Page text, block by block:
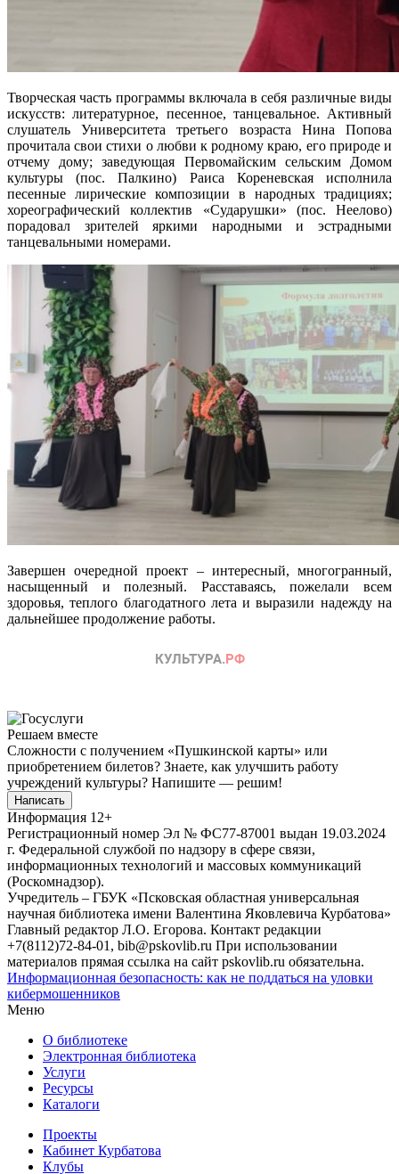
Творческая часть программы включала в себя различные виды
искусств: литературное, песенное, танцевальное. Активный
слушатель Университета третьего возраста Нина Попова
прочитала свои стихи о любви к родному краю, его природе и
отчему дому; заведующая Первомайским сельским Домом
культуры (пос. Палкино) Раиса Кореневская исполнила
песенные лирические композиции в народных традициях;
хореографический коллектив «Сударушки» (пос. Неелово)
порадовал зрителей яркими народными и эстрадными
танцевальными номерами.
Завершен очередной проект – интересный, многогранный,
насыщенный и полезный. Расставаясь, пожелали всем
здоровья, теплого благодатного лета и выразили надежду на
дальнейшее продолжение работы.
Решаем вместе
Сложности с получением «Пушкинской карты» или
приобретением билетов? Знаете, как улучшить работу
учреждений культуры? Напишите — решим!
Написать
Информация 12+
Регистрационный номер Эл № ФС77-87001 выдан 19.03.2024
г. Федеральной службой по надзору в сфере связи,
информационных технологий и массовых коммуникаций
(Роскомнадзор).
Учредитель – ГБУК «Псковская областная универсальная
научная библиотека имени Валентина Яковлевича Курбатова»
Главный редактор Л.О. Егорова. Контакт редакции
+7(8112)72-84-01, bib@pskovlib.ru При использовании
материалов прямая ссылка на сайт pskovlib.ru обязательна.
Информационная безопасность: как не поддаться на уловки
кибермошенников
Меню
О библиотеке
Электронная библиотека
Услуги
Ресурсы
Каталоги
Проекты
Кабинет Курбатова
Клубы